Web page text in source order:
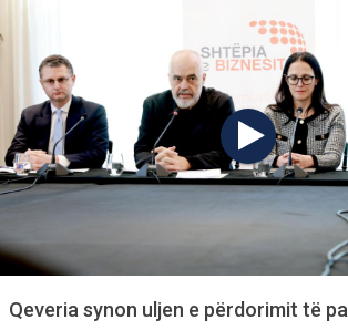
Qeveria synon uljen e përdorimit të